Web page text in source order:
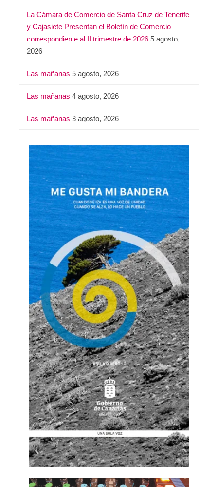
La Cámara de Comercio de Santa Cruz de Tenerife
y Cajasiete Presentan el Boletín de Comercio
correspondiente al II trimestre de 2026 5 agosto,
2026
Las mañanas 5 agosto, 2026
Las mañanas 4 agosto, 2026
Las mañanas 3 agosto, 2026